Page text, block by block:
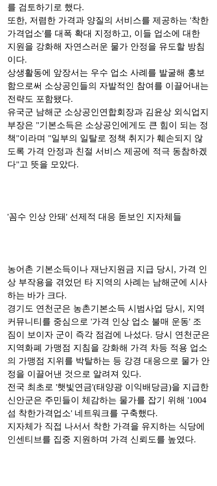
를 검토하기로 했다.
또한, 저렴한 가격과 양질의 서비스를 제공하는 '착한
가격업소'를 대폭 확대 지정하고, 이들 업소에 대한
지원을 강화해 자연스러운 물가 안정을 유도할 방침
이다.
상생활동에 앞장서는 우수 업소 사례를 발굴해 홍보
함으로써 소상공인들의 자발적인 참여를 이끌어내는
전략도 포함됐다.
유국군 남해군 소상공인연합회장과 김윤상 외식업지
부장은 "기본소득은 소상공인에게도 큰 힘이 되는 정
책"이라며 "일부의 일탈로 정책 취지가 훼손되지 않
도록 가격 안정과 친절 서비스 제공에 적극 동참하겠
다"고 뜻을 모았다.
'꼼수 인상 안돼' 선제적 대응 돋보인 지자체들
농어촌 기본소득이나 재난지원금 지급 당시, 가격 인
상 부작용을 겪었던 타 지역의 사례는 남해군에 시사
하는 바가 크다.
경기도 연천군은 농촌기본소득 시범사업 당시, 지역
커뮤니티를 중심으로 '가격 인상 업소 불매 운동' 조
짐이 보이자 군이 즉각 점검에 나섰다. 당시 연천군은
지역화폐 가맹점 지침을 강화해 가격 차등 적용 업소
의 가맹점 지위를 박탈하는 등 강경 대응으로 물가 안
정을 이끌어낸 것으로 알려져 있다.
전국 최초로 '햇빛연금'(태양광 이익배당금)을 지급한
신안군은 주민들이 체감하는 물가를 잡기 위해 '1004
섬 착한가격업소' 네트워크를 구축했다.
지자체가 직접 나서서 착한 가격을 유지하는 식당에
인센티브를 집중 지원하며 가격 신뢰도를 높였다.